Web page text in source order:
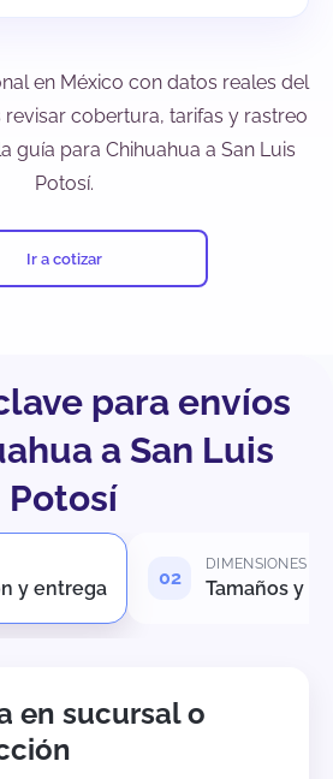
en México con datos reales del
revisar cobertura, tarifas y rastreo
guía para Chihuahua a San Luis
Potosí.
Ir a cotizar
para envíos
a San Luis
Potosí
y entrega
DIMENSIONES
Tamaños y
en sucursal o